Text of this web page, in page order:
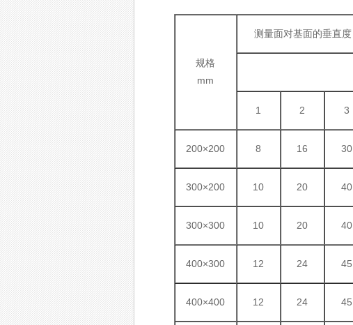
规格
mm
测量面对基面的垂直度
1 2 3
200×200 8 16 30
300×200 10 20 40
300×300 10 20 40
400×300 12 24 45
400×400 12 24 45